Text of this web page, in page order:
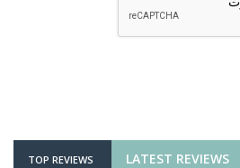
LATEST REVIEWS
TOP REVIEWS